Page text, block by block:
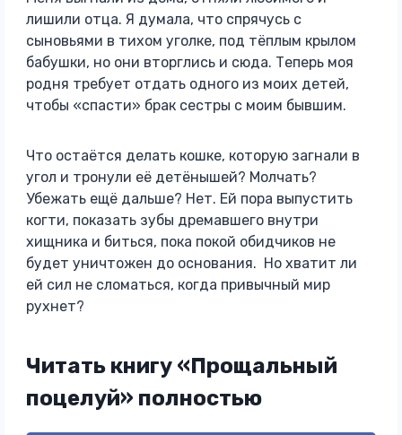
лишили отца. Я думала, что спрячусь с
сыновьями в тихом уголке, под тёплым крылом
бабушки, но они вторглись и сюда. Теперь моя
родня требует отдать одного из моих детей,
чтобы «спасти» брак сестры с моим бывшим.
Что остаётся делать кошке, которую загнали в
угол и тронули её детёнышей? Молчать?
Убежать ещё дальше? Нет. Ей пора выпустить
когти, показать зубы дремавшего внутри
хищника и биться, пока покой обидчиков не
будет уничтожен до основания. Но хватит ли
ей сил не сломаться, когда привычный мир
рухнет?
Читать книгу «Прощальный
поцелуй» полностью